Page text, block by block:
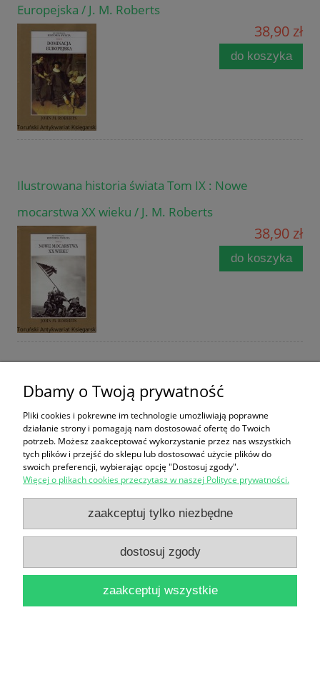
Europejska / J. M. Roberts
38,90 zł
do koszyka
Ilustrowana historia świata Tom IX : Nowe
mocarstwa XX wieku / J. M. Roberts
38,90 zł
do koszyka
Jahrbucher fur Geschichte Ost europas / Praca
zbiorowa
19,90 zł
do koszyka
Miscellanea Historico-Iuridica Tom XII / Adam
Dbamy o Twoją prywatność
Pliki cookies i pokrewne im technologie umożliwiają poprawne
działanie strony i pomagają nam dostosować ofertę do Twoich
potrzeb. Możesz zaakceptować wykorzystanie przez nas wszystkich
tych plików i przejść do sklepu lub dostosować użycie plików do
swoich preferencji, wybierając opcję "Dostosuj zgody".
Więcej o plikach cookies przeczytasz w naszej Polityce prywatności.
zaakceptuj tylko niezbędne
dostosuj zgody
zaakceptuj wszystkie